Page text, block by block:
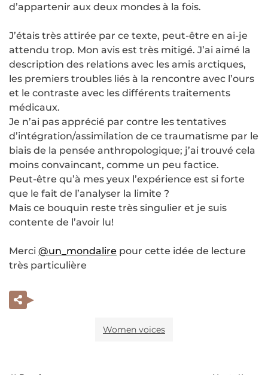
d’appartenir aux deux mondes à la fois.
J’étais très attirée par ce texte, peut-être en ai-je
attendu trop. Mon avis est très mitigé. J’ai aimé la
description des relations avec les amis arctiques,
les premiers troubles liés à la rencontre avec l’ours
et le contraste avec les différents traitements
médicaux.
Je n’ai pas apprécié par contre les tentatives
d’intégration/assimilation de ce traumatisme par le
biais de la pensée anthropologique; j’ai trouvé cela
moins convaincant, comme un peu factice.
Peut-être qu’à mes yeux l’expérience est si forte
que le fait de l’analyser la limite ?
Mais ce bouquin reste très singulier et je suis
contente de l’avoir lu!
Merci @un_mondalire pour cette idée de lecture
très particulière
Women voices